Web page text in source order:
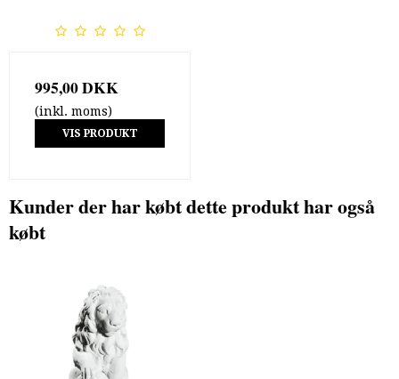
995,00 DKK
(inkl. moms)
VIS PRODUKT
Kunder der har købt dette produkt har også
købt